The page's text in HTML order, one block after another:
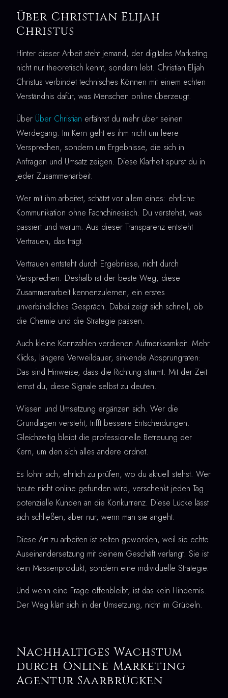
Über Christian Elijah
Christus
Hinter dieser Arbeit steht jemand, der digitales Marketing
nicht nur theoretisch kennt, sondern lebt. Christian Elijah
Christus verbindet technisches Können mit einem echten
Verständnis dafür, was Menschen online überzeugt.
Über Über Christian erfährst du mehr über seinen
Werdegang. Im Kern geht es ihm nicht um leere
Versprechen, sondern um Ergebnisse, die sich in
Anfragen und Umsatz zeigen. Diese Klarheit spürst du in
jeder Zusammenarbeit.
Wer mit ihm arbeitet, schätzt vor allem eines: ehrliche
Kommunikation ohne Fachchinesisch. Du verstehst, was
passiert und warum. Aus dieser Transparenz entsteht
Vertrauen, das trägt.
Vertrauen entsteht durch Ergebnisse, nicht durch
Versprechen. Deshalb ist der beste Weg, diese
Zusammenarbeit kennenzulernen, ein erstes
unverbindliches Gespräch. Dabei zeigt sich schnell, ob
die Chemie und die Strategie passen.
Auch kleine Kennzahlen verdienen Aufmerksamkeit. Mehr
Klicks, längere Verweildauer, sinkende Absprungraten:
Das sind Hinweise, dass die Richtung stimmt. Mit der Zeit
lernst du, diese Signale selbst zu deuten.
Wissen und Umsetzung ergänzen sich. Wer die
Grundlagen versteht, trifft bessere Entscheidungen.
Gleichzeitig bleibt die professionelle Betreuung der
Kern, um den sich alles andere ordnet.
Es lohnt sich, ehrlich zu prüfen, wo du aktuell stehst. Wer
heute nicht online gefunden wird, verschenkt jeden Tag
potenzielle Kunden an die Konkurrenz. Diese Lücke lässt
sich schließen, aber nur, wenn man sie angeht.
Diese Art zu arbeiten ist selten geworden, weil sie echte
Auseinandersetzung mit deinem Geschäft verlangt. Sie ist
kein Massenprodukt, sondern eine individuelle Strategie.
Und wenn eine Frage offenbleibt, ist das kein Hindernis.
Der Weg klärt sich in der Umsetzung, nicht im Grübeln.
Nachhaltiges Wachstum
durch Online Marketing
Agentur Saarbrücken